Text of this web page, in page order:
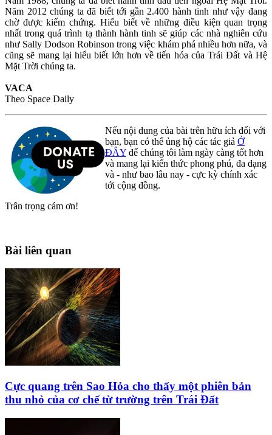
Năm 2012 chúng ta đã biết tới gần 2.400 hành tinh như vậy đang
chờ được kiểm chứng. Hiểu biết về những điều kiện quan trọng
nhất trong quá trình tạ thành hành tinh sẽ giúp các nhà nghiên cứu
như Sally Dodson Robinson trong việc khám phá nhiều hơn nữa, và
cũng sẽ mang lại hiểu biết lớn hơn về tiến hóa của Trái Đất và Hệ
Mặt Trời chúng ta.
VACA
Theo Space Daily
Nếu nội dung của bài trên hữu ích đối với
bạn, bạn có thể ủng hộ các tác giả Ở
ĐÂY để chúng tôi làm ngày càng tốt hơn
và mang lại kiến thức phong phú, đa dạng
và - như bao lâu nay - cực kỳ chính xác
tới cộng đồng.
Trân trọng cám ơn!
Bài liên quan
Cực quang trên Sao Hỏa cho thấy một phiên bản
thu nhỏ của cơ chế từ trường trên Trái Đất